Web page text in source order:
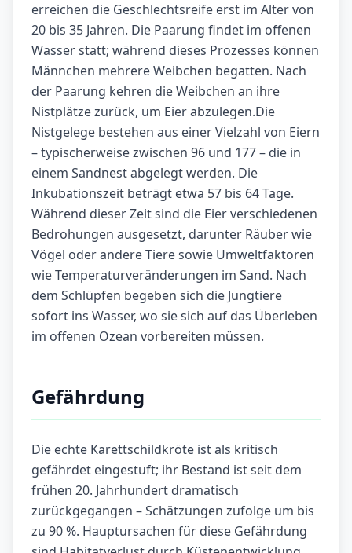
erreichen die Geschlechtsreife erst im Alter von
20 bis 35 Jahren. Die Paarung findet im offenen
Wasser statt; während dieses Prozesses können
Männchen mehrere Weibchen begatten. Nach
der Paarung kehren die Weibchen an ihre
Nistplätze zurück, um Eier abzulegen.Die
Nistgelege bestehen aus einer Vielzahl von Eiern
– typischerweise zwischen 96 und 177 – die in
einem Sandnest abgelegt werden. Die
Inkubationszeit beträgt etwa 57 bis 64 Tage.
Während dieser Zeit sind die Eier verschiedenen
Bedrohungen ausgesetzt, darunter Räuber wie
Vögel oder andere Tiere sowie Umweltfaktoren
wie Temperaturveränderungen im Sand. Nach
dem Schlüpfen begeben sich die Jungtiere
sofort ins Wasser, wo sie sich auf das Überleben
im offenen Ozean vorbereiten müssen.
Gefährdung
Die echte Karettschildkröte ist als kritisch
gefährdet eingestuft; ihr Bestand ist seit dem
frühen 20. Jahrhundert dramatisch
zurückgegangen – Schätzungen zufolge um bis
zu 90 %. Hauptursachen für diese Gefährdung